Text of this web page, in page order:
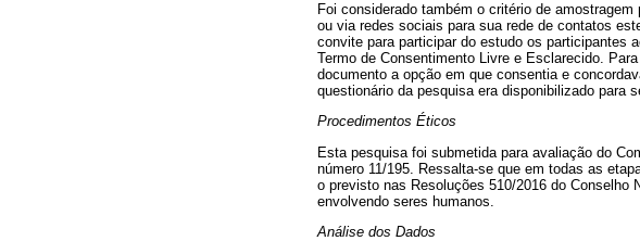
Foi considerado também o critério de
ou via redes sociais para sua rede de contatos
convite para participar do estudo os participantes
Termo de Consentimento Livre e Esclarecido.
documento a opção em que consentia e
questionário da pesquisa era disponibilizado para
Procedimentos Éticos
Esta pesquisa foi submetida para avaliação do
número 11/195. Ressalta-se que em todas as
o previsto nas Resoluções 510/2016 do Conselho
envolvendo seres humanos.
Análise dos Dados